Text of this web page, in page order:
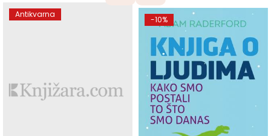
Antikvarna
-10%